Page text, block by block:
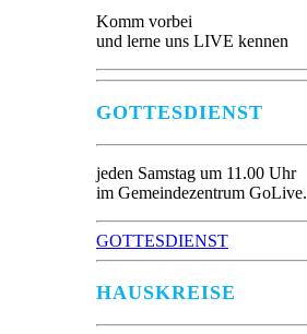
Komm vorbei
und lerne uns LIVE kennen
GOTTESDIENST
jeden Samstag um 11.00 Uhr
im Gemeindezentrum GoLive.
GOTTESDIENST
HAUSKREISE